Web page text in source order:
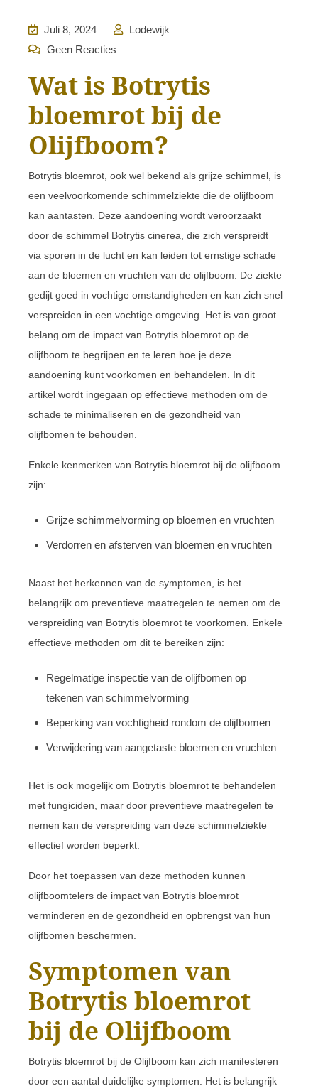
Juli 8, 2024
Lodewijk
Geen Reacties
Wat is Botrytis
bloemrot bij de
Olijfboom?
Botrytis bloemrot, ook wel bekend als grijze schimmel, is
een veelvoorkomende schimmelziekte die de olijfboom
kan aantasten. Deze aandoening wordt veroorzaakt
door de schimmel Botrytis cinerea, die zich verspreidt
via sporen in de lucht en kan leiden tot ernstige schade
aan de bloemen en vruchten van de olijfboom. De ziekte
gedijt goed in vochtige omstandigheden en kan zich snel
verspreiden in een vochtige omgeving. Het is van groot
belang om de impact van Botrytis bloemrot op de
olijfboom te begrijpen en te leren hoe je deze
aandoening kunt voorkomen en behandelen. In dit
artikel wordt ingegaan op effectieve methoden om de
schade te minimaliseren en de gezondheid van
olijfbomen te behouden.
Enkele kenmerken van Botrytis bloemrot bij de olijfboom
zijn:
Grijze schimmelvorming op bloemen en vruchten
Verdorren en afsterven van bloemen en vruchten
Naast het herkennen van de symptomen, is het
belangrijk om preventieve maatregelen te nemen om de
verspreiding van Botrytis bloemrot te voorkomen. Enkele
effectieve methoden om dit te bereiken zijn:
Regelmatige inspectie van de olijfbomen op
tekenen van schimmelvorming
Beperking van vochtigheid rondom de olijfbomen
Verwijdering van aangetaste bloemen en vruchten
Het is ook mogelijk om Botrytis bloemrot te behandelen
met fungiciden, maar door preventieve maatregelen te
nemen kan de verspreiding van deze schimmelziekte
effectief worden beperkt.
Door het toepassen van deze methoden kunnen
olijfboomtelers de impact van Botrytis bloemrot
verminderen en de gezondheid en opbrengst van hun
olijfbomen beschermen.
Symptomen van
Botrytis bloemrot
bij de Olijfboom
Botrytis bloemrot bij de Olijfboom kan zich manifesteren
door een aantal duidelijke symptomen. Het is belangrijk